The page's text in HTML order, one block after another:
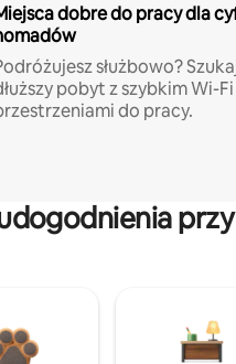
dobre do pracy dla
służbowo?
pobyt z szybkim Wi-
do pracy.